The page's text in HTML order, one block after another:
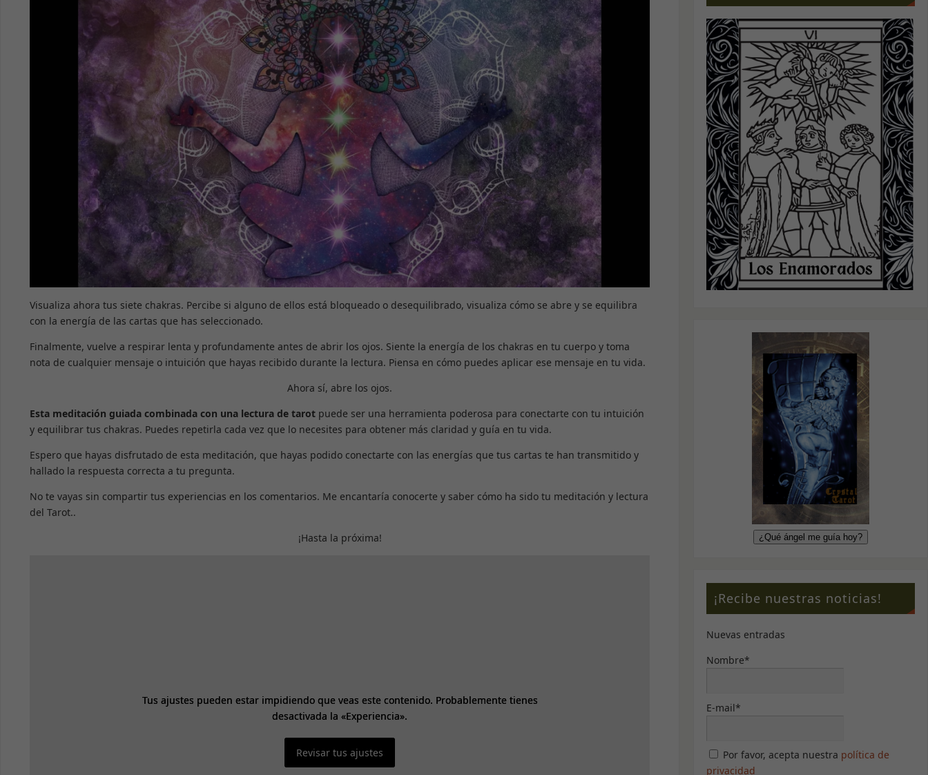
Visualiza ahora tus siete chakras. Percibe si alguno de ellos está bloqueado o desequilibrado, visualiza cómo se abre y se equilibra
con la energía de las cartas que has seleccionado.
Finalmente, vuelve a respirar lenta y profundamente antes de abrir los ojos. Siente la energía de los chakras en tu cuerpo y toma
nota de cualquier mensaje o intuición que hayas recibido durante la lectura. Piensa en cómo puedes aplicar ese mensaje en tu vida.
Ahora sí, abre los ojos.
Esta meditación guiada combinada con una lectura de tarot puede ser una herramienta poderosa para conectarte con tu intuición
y equilibrar tus chakras. Puedes repetirla cada vez que lo necesites para obtener más claridad y guía en tu vida.
Espero que hayas disfrutado de esta meditación, que hayas podido conectarte con las energías que tus cartas te han transmitido y
hallado la respuesta correcta a tu pregunta.
No te vayas sin compartir tus experiencias en los comentarios. Me encantaría conocerte y saber cómo ha sido tu meditación y lectura
del Tarot..
¡Hasta la próxima!
Tus ajustes pueden estar impidiendo que veas este contenido. Probablemente tienes
desactivada la «Experiencia».
Revisar tus ajustes
Tus ajustes pueden estar impidiendo que veas este contenido. Probablemente tienes
desactivada la «Experiencia».
Revisar tus ajustes
¡Recibe nuestras noticias!
Nuevas entradas
Nombre*
E-mail*
Por favor, acepta nuestra política de
privacidad
Estadísticas